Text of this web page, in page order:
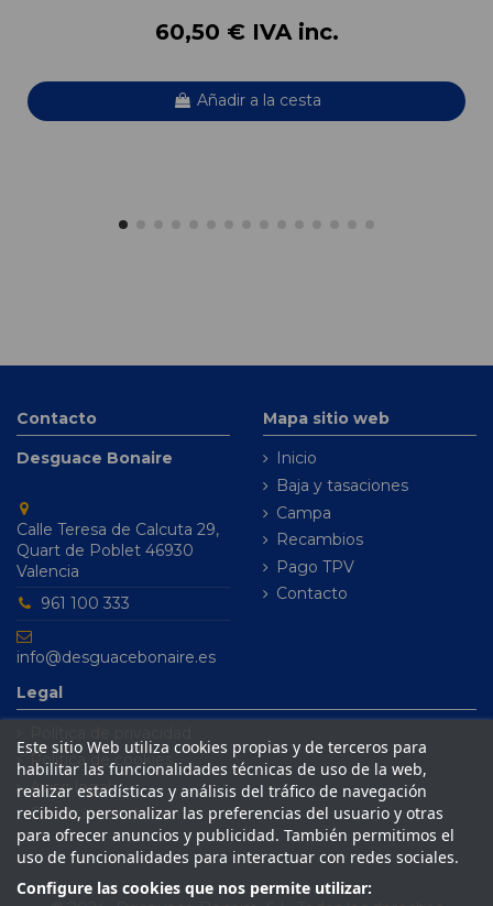
60,50 € IVA inc.
Añadir a la cesta
Contacto
Desguace Bonaire
Calle Teresa de Calcuta 29,
Quart de Poblet 46930
Valencia
961 100 333
info@desguacebonaire.es
Mapa sitio web
Inicio
Baja y tasaciones
Campa
Recambios
Pago TPV
Contacto
Legal
Política de cookies
Aviso legal
Condiciones de venta
Este sitio Web utiliza cookies propias y de terceros para
habilitar las funcionalidades técnicas de uso de la web,
realizar estadísticas y análisis del tráfico de navegación
recibido, personalizar las preferencias del usuario y otras
para ofrecer anuncios y publicidad. También permitimos el
uso de funcionalidades para interactuar con redes sociales.
Configure las cookies que nos permite utilizar: